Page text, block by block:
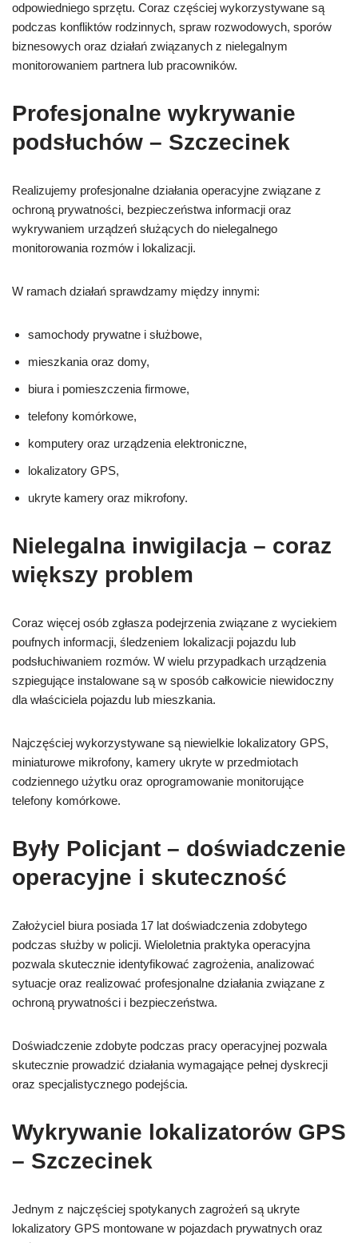
odpowiedniego sprzętu. Coraz częściej wykorzystywane są
podczas konfliktów rodzinnych, spraw rozwodowych, sporów
biznesowych oraz działań związanych z nielegalnym
monitorowaniem partnera lub pracowników.
Profesjonalne wykrywanie
podsłuchów – Szczecinek
Realizujemy profesjonalne działania operacyjne związane z
ochroną prywatności, bezpieczeństwa informacji oraz
wykrywaniem urządzeń służących do nielegalnego
monitorowania rozmów i lokalizacji.
W ramach działań sprawdzamy między innymi:
samochody prywatne i służbowe,
mieszkania oraz domy,
biura i pomieszczenia firmowe,
telefony komórkowe,
komputery oraz urządzenia elektroniczne,
lokalizatory GPS,
ukryte kamery oraz mikrofony.
Nielegalna inwigilacja – coraz
większy problem
Coraz więcej osób zgłasza podejrzenia związane z wyciekiem
poufnych informacji, śledzeniem lokalizacji pojazdu lub
podsłuchiwaniem rozmów. W wielu przypadkach urządzenia
szpiegujące instalowane są w sposób całkowicie niewidoczny
dla właściciela pojazdu lub mieszkania.
Najczęściej wykorzystywane są niewielkie lokalizatory GPS,
miniaturowe mikrofony, kamery ukryte w przedmiotach
codziennego użytku oraz oprogramowanie monitorujące
telefony komórkowe.
Były Policjant – doświadczenie
operacyjne i skuteczność
Założyciel biura posiada 17 lat doświadczenia zdobytego
podczas służby w policji. Wieloletnia praktyka operacyjna
pozwala skutecznie identyfikować zagrożenia, analizować
sytuacje oraz realizować profesjonalne działania związane z
ochroną prywatności i bezpieczeństwa.
Doświadczenie zdobyte podczas pracy operacyjnej pozwala
skutecznie prowadzić działania wymagające pełnej dyskrecji
oraz specjalistycznego podejścia.
Wykrywanie lokalizatorów GPS
– Szczecinek
Jednym z najczęściej spotykanych zagrożeń są ukryte
lokalizatory GPS montowane w pojazdach prywatnych oraz